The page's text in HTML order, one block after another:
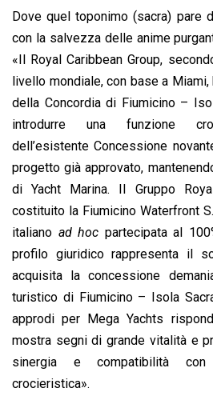
Dove quel toponimo (sacra) pare
con la salvezza delle anime
«Il Royal Caribbean Group,
livello mondiale, con base a
della Concordia di Fiumicino –
introdurre una funzione
dell’esistente Concessione
progetto già approvato,
di Yacht Marina. Il Gruppo
costituito la Fiumicino Waterfront
italiano ad hoc partecipata al
profilo giuridico rappresenta il
acquisita la concessione
turistico di Fiumicino – Isola
approdi per Mega Yachts
mostra segni di grande vitalitàe
sinergia e compatibilità con
crocieristica».